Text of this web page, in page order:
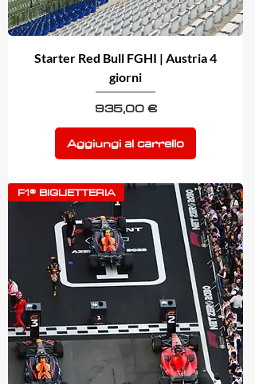
Starter Red Bull FGHI | Austria 4
giorni
Prezzo
935,00 €
Aggiungi al carrello
F1® BIGLIETTERIA